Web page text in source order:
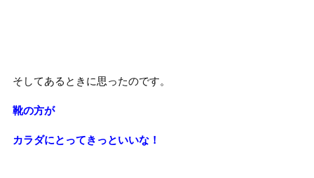
そしてあるときに思ったのです。
靴の方が
カラダにとってきっといいな！